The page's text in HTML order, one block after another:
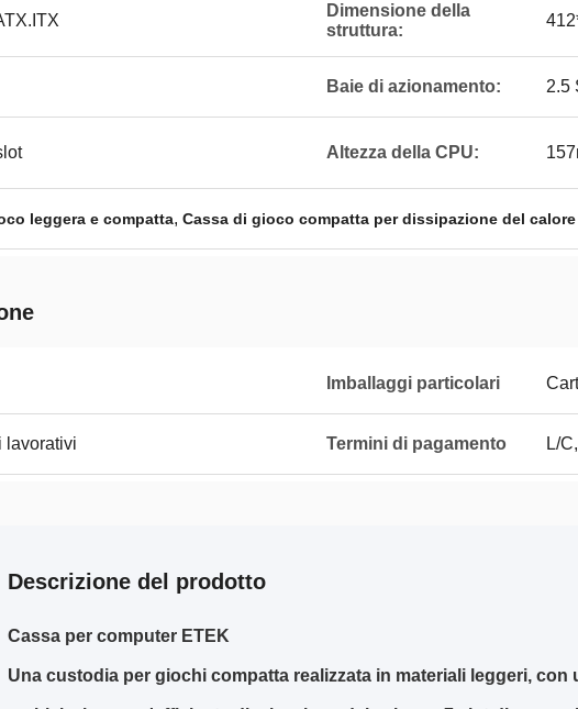
Dimensione della
struttura:
Baie di azionamento: 2.5
Altezza della CPU:
leggera e compatta, Cassa di gioco compatta per dissipazione del
Imballaggi particolari
lavorativi Termini di pagamento L/
Descrizione del prodotto
Cassa per computer ETEK
Una custodia per giochi compatta realizzata in materiali leggeri,